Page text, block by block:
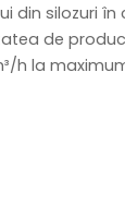
din silozuri în
de
h la